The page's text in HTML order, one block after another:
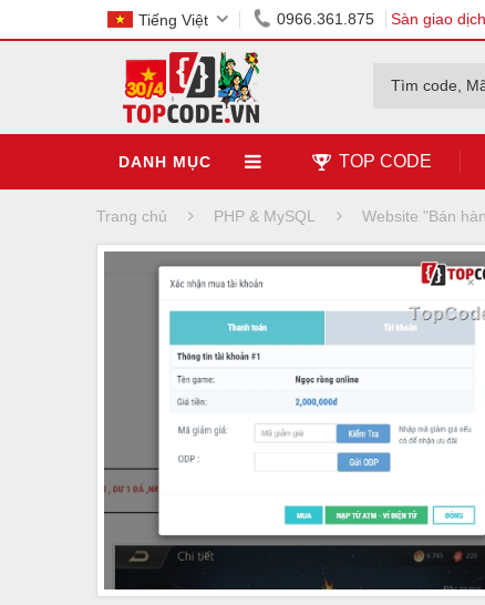
Tiếng Việt 0966.361.875 Sàn giao
Tìm code,
DANH MỤC TOP CODE
Trang chủ PHP & MySQL Website "Bán